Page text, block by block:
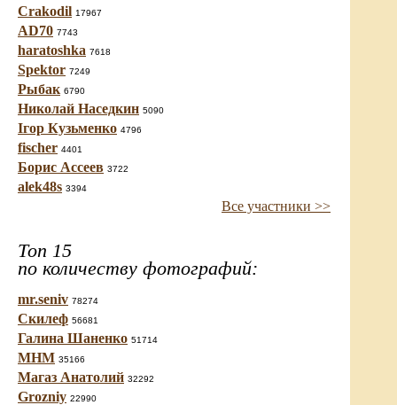
Crakodil 17967
AD70 7743
haratoshka 7618
Spektor 7249
Рыбак 6790
Николай Наседкин 5090
Ігор Кузьменко 4796
fischer 4401
Борис Ассеев 3722
alek48s 3394
Все участники >>
Топ 15
по количеству фотографий:
mr.seniv 78274
Скилеф 56681
Галина Шаненко 51714
МНМ 35166
Магаз Анатолий 32292
Grozniy 22990